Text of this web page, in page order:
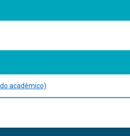
Paulo: Atlas, 2012. VEIGA, J. E.
Peter. Oxford University Press, 1998.
acadêmico)